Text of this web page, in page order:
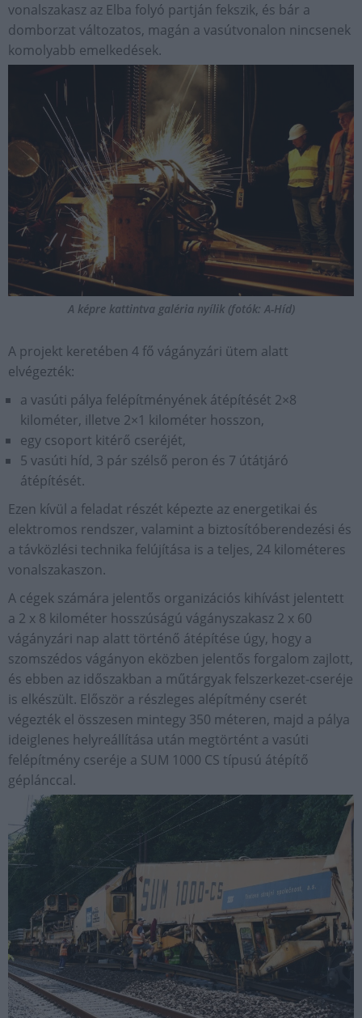
vonalszakasz az Elba folyó partján fekszik, és bár a
domborzat változatos, magán a vasútvonalon nincsenek
komolyabb emelkedések.
A képre kattintva galéria nyílik (fotók: A-Híd)
A projekt keretében 4 fő vágányzári ütem alatt
elvégezték:
a vasúti pálya felépítményének átépítését 2×8
kilométer, illetve 2×1 kilométer hosszon,
egy csoport kitérő cseréjét,
5 vasúti híd, 3 pár szélső peron és 7 útátjáró
átépítését.
Ezen kívül a feladat részét képezte az energetikai és
elektromos rendszer, valamint a biztosítóberendezési és
a távközlési technika felújítása is a teljes, 24 kilométeres
vonalszakaszon.
A cégek számára jelentős organizációs kihívást jelentett
a 2 x 8 kilométer hosszúságú vágányszakasz 2 x 60
vágányzári nap alatt történő átépítése úgy, hogy a
szomszédos vágányon eközben jelentős forgalom zajlott,
és ebben az időszakban a műtárgyak felszerkezet-cseréje
is elkészült. Először a részleges alépítmény cserét
végezték el összesen mintegy 350 méteren, majd a pálya
ideiglenes helyreállítása után megtörtént a vasúti
felépítmény cseréje a SUM 1000 CS típusú átépítő
géplánccal.